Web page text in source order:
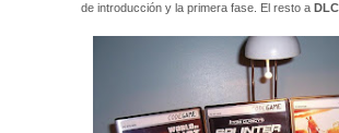
de introducción y la primera fase. El resto a